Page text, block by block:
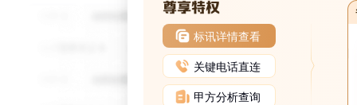
标讯详情查看
关键电话直连
甲方分析查询